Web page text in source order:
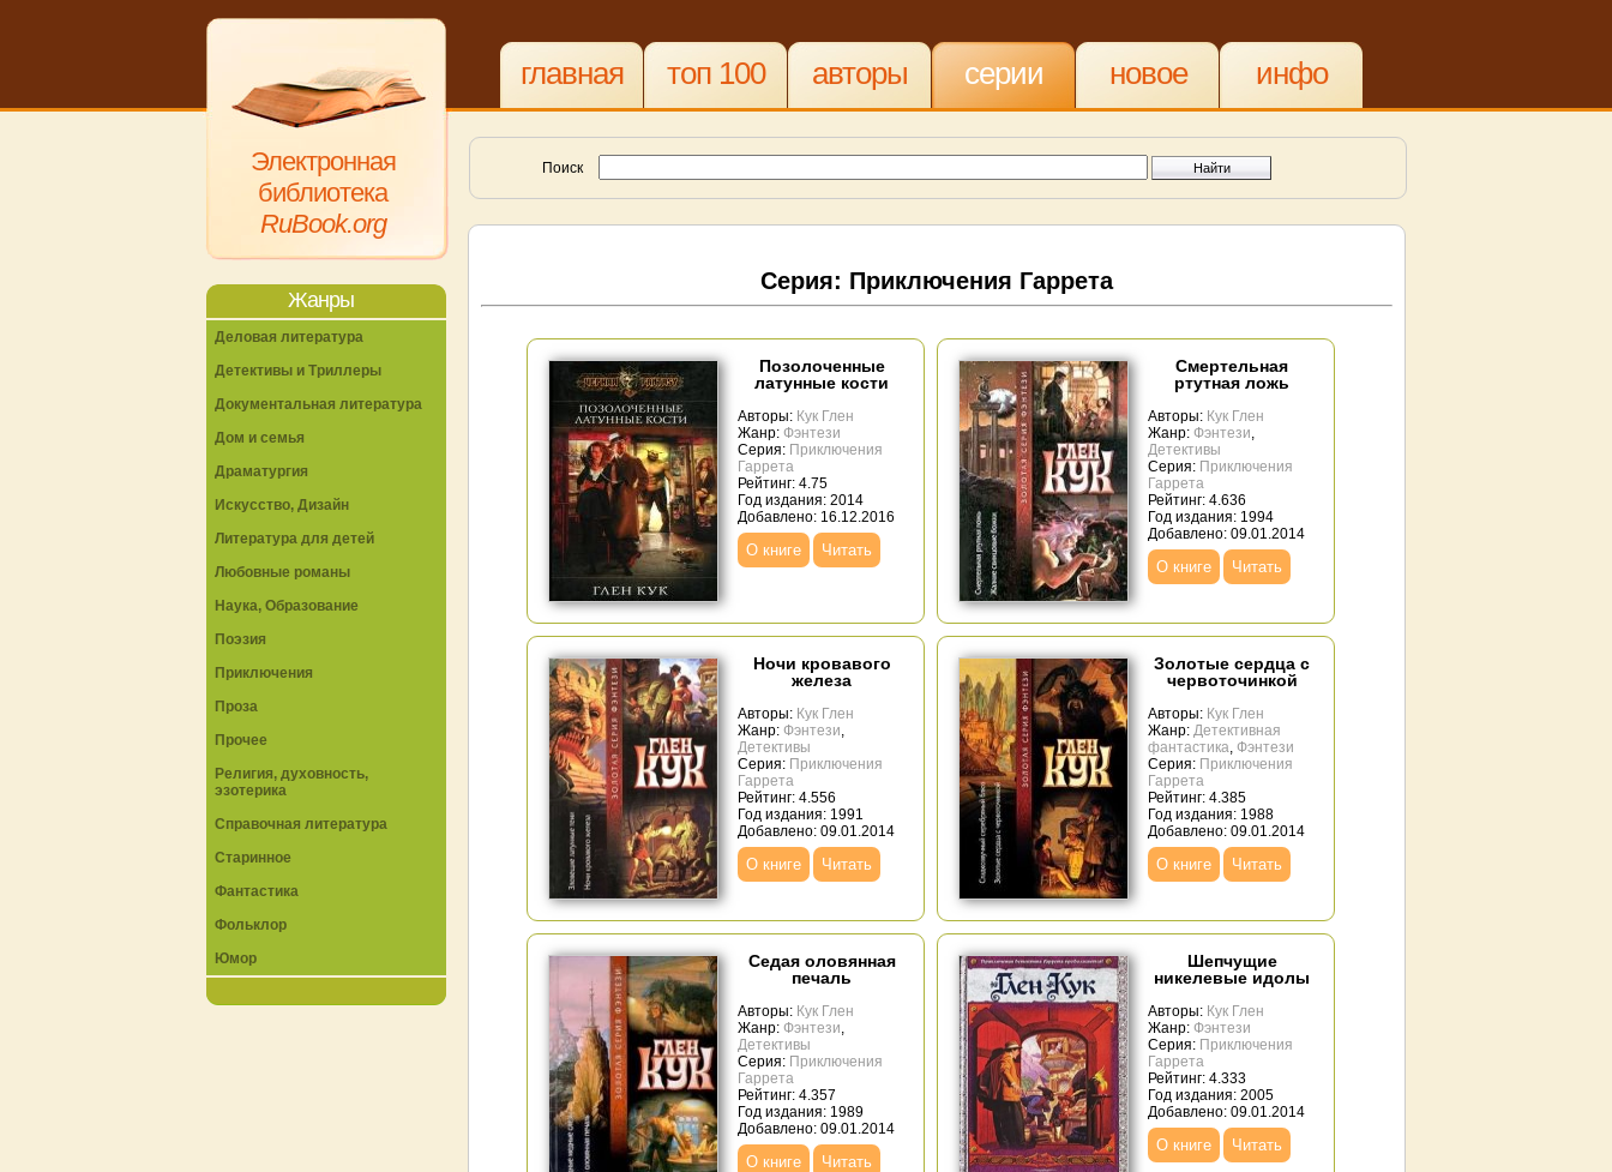
Электронная
библиотека
RuBook.org
главная топ 100 авторы серии новое инфо
Поиск
Серия: Приключения Гаррета
Позолоченные
латунные кости
Авторы: Кук Глен
Жанр: Фэнтези
Серия: Приключения
Гаррета
Рейтинг: 4.75
Год издания: 2014
Добавлено: 16.12.2016
О книге Читать
Смертельная
ртутная ложь
Авторы: Кук Глен
Жанр: Фэнтези,
Детективы
Серия: Приключения
Гаррета
Рейтинг: 4.636
Год издания: 1994
Добавлено: 09.01.2014
О книге Читать
Ночи кровавого
железа
Авторы: Кук Глен
Жанр: Фэнтези,
Детективы
Серия: Приключения
Гаррета
Рейтинг: 4.556
Год издания: 1991
Добавлено: 09.01.2014
О книге Читать
Золотые сердца с
червоточинкой
Авторы: Кук Глен
Жанр: Детективная
фантастика, Фэнтези
Серия: Приключения
Гаррета
Рейтинг: 4.385
Год издания: 1988
Добавлено: 09.01.2014
О книге Читать
Седая оловянная
печаль
Авторы: Кук Глен
Жанр: Фэнтези,
Детективы
Серия: Приключения
Гаррета
Рейтинг: 4.357
Год издания: 1989
Добавлено: 09.01.2014
О книге Читать
Шепчущие
никелевые идолы
Авторы: Кук Глен
Жанр: Фэнтези
Серия: Приключения
Гаррета
Рейтинг: 4.333
Год издания: 2005
Добавлено: 09.01.2014
О книге Читать
Жанры
Деловая литература
Детективы и Триллеры
Документальная литература
Дом и семья
Драматургия
Искусство, Дизайн
Литература для детей
Любовные романы
Наука, Образование
Поэзия
Приключения
Проза
Прочее
Религия, духовность,
эзотерика
Справочная литература
Старинное
Фантастика
Фольклор
Юмор